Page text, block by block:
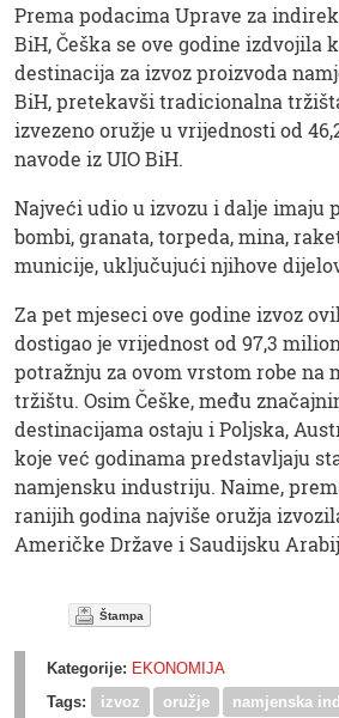
Prema podacima Uprave za
BiH, Češka se ove godine izdvojila
destinacija za izvoz proizvoda
BiH, pretekavši tradicionalna
izvezeno oružje u vrijednosti od
navode iz UIO BiH.
Najveći udio u izvozu i dalje imaju
bombi, granata, torpeda, mina,
municije, uključujući njihove
Za pet mjeseci ove godine izvoz
dostigao je vrijednost od 97,3
potražnju za ovom vrstom robe na
tržištu. Osim Češke, među
destinacijama ostaju i Poljska,
koje već godinama predstavljaju
namjensku industriju. Naime,
ranijih godina najviše oružja
Američke Države i Saudijsku
Štampa
Kategorije: EKONOMIJA
Tags:
izvoz oružje
namjenska